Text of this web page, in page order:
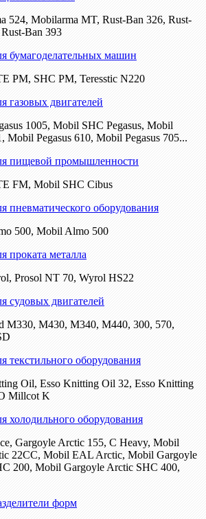
524, Mobilarma MT, Rust-Ban 326, Rust-
Ban 393
бумагоделательных машин
РМ, SHC PM, Teresstic N220
газовых двигателей
1005, Mobil SHC Pegasus, Mobil
Mobil Pegasus 610, Mobil Pegasus 705...
пищевой промышленности
FM, Mobil SHC Cibus
пневматического оборудования
500, Mobil Almo 500
проката металла
Prosol NT 70, Wyrol HS22
судовых двигателей
M330, M430, M340, M440, 300, 570,
текстильного оборудования
Oil, Esso Knitting Oil 32, Esso Knitting
Millcot K
холодильного оборудования
Gargoyle Arctic 155, С Heavy, Mobil
22CC, Mobil EAL Arctic, Mobil Gargoyle
200, Mobil Gargoyle Arctic SHC 400,
форм